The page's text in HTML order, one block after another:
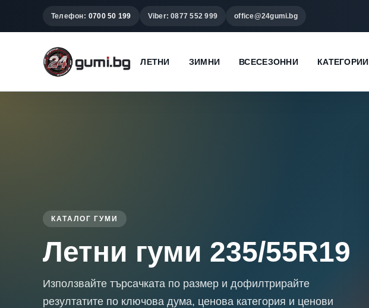
Телефон: 0700 50 199 Viber: 0877 552 999 office@24gumi.bg
ЛЕТНИ ЗИМНИ ВСЕСЕЗОННИ КАТЕГОРИИ
КАТАЛОГ ГУМИ
Летни гуми 235/55R19
Използвайте търсачката по размер и дофилтрирайте
резултатите по ключова дума, ценова категория и ценови